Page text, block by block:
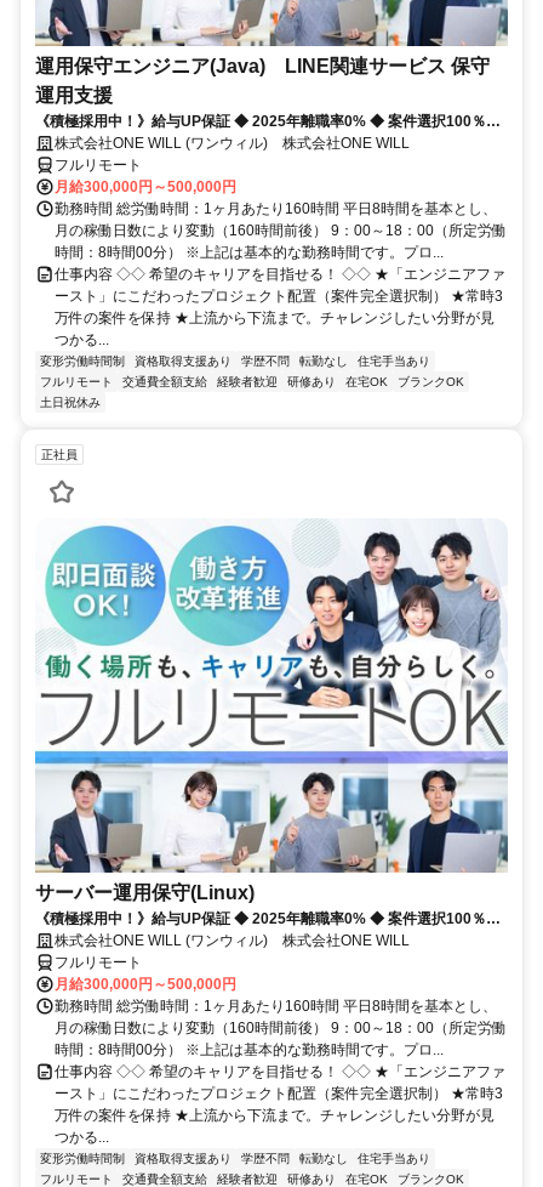
運用保守エンジニア(Java) LINE関連サービス 保守
運用支援
《積極採用中！》給与UP保証 ◆ 2025年離職率0% ◆ 案件選択100％！
◆ 平均残業7時間！
株式会社ONE WILL (ワンウィル) 株式会社ONE WILL
フルリモート
月給300,000円～500,000円
勤務時間 総労働時間：1ヶ月あたり160時間 平日8時間を基本とし、
月の稼働日数により変動（160時間前後） 9：00～18：00（所定労働
時間：8時間00分） ※上記は基本的な勤務時間です。プロ...
仕事内容 ◇◇ 希望のキャリアを目指せる！ ◇◇ ★「エンジニアファ
ースト」にこだわったプロジェクト配置（案件完全選択制） ★常時3
万件の案件を保持 ★上流から下流まで。チャレンジしたい分野が見
つかる...
変形労働時間制 資格取得支援あり 学歴不問 転勤なし
住宅手当あり
フルリモート
交通費全額支給 経験者歓迎 研修あり 在宅OK
ブランクOK
土日祝休み
正社員
サーバー運用保守(Linux)
《積極採用中！》給与UP保証 ◆ 2025年離職率0% ◆ 案件選択100％！
◆ 平均残業7時間！
株式会社ONE WILL (ワンウィル) 株式会社ONE WILL
フルリモート
月給300,000円～500,000円
勤務時間 総労働時間：1ヶ月あたり160時間 平日8時間を基本とし、
月の稼働日数により変動（160時間前後） 9：00～18：00（所定労働
時間：8時間00分） ※上記は基本的な勤務時間です。プロ...
仕事内容 ◇◇ 希望のキャリアを目指せる！ ◇◇ ★「エンジニアファ
ースト」にこだわったプロジェクト配置（案件完全選択制） ★常時3
万件の案件を保持 ★上流から下流まで。チャレンジしたい分野が見
つかる...
変形労働時間制 資格取得支援あり 学歴不問 転勤なし
住宅手当あり
フルリモート
交通費全額支給 経験者歓迎 研修あり 在宅OK ブランクOK